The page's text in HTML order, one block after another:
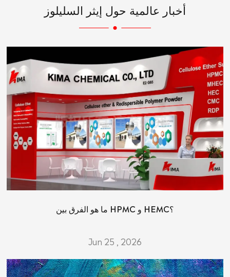
أخبار عالمية حول إيثر السليلوز
ما هو الفرق بين HPMC و HEMC؟
Jun 25 , 2026